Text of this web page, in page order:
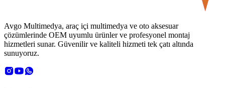
Avgo Multimedya, araç içi multimedya ve oto aksesuar
çözümlerinde OEM uyumlu ürünler ve profesyonel montaj
hizmetleri sunar. Güvenilir ve kaliteli hizmeti tek çatı altında
sunuyoruz.